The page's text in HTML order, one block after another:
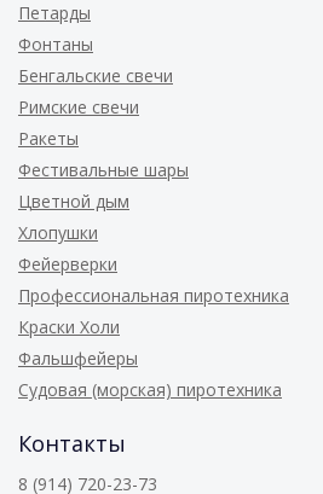
Петарды
Фонтаны
Бенгальские свечи
Римские свечи
Ракеты
Фестивальные шары
Цветной дым
Хлопушки
Фейерверки
Профессиональная пиротехника
Краски Холи
Фальшфейеры
Судовая (морская) пиротехника
Контакты
8 (914) 720-23-73